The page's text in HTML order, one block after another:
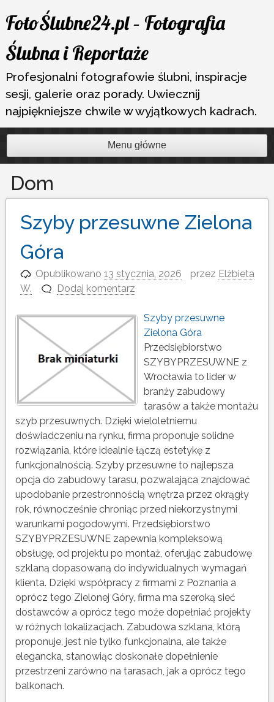
Przejdź
do
treści
FotoŚlubne24.pl – Fotografia
Ślubna i Reportaże
Profesjonalni fotografowie ślubni, inspiracje
sesji, galerie oraz porady. Uwiecznij
najpiękniejsze chwile w wyjątkowych kadrach.
Menu główne
Dom
Szyby przesuwne Zielona
Góra
Opublikowano13 stycznia, 2026 przez Elżbieta
W.
Dodaj komentarz
Szyby przesuwne
Zielona Góra
Przedsiębiorstwo
SZYBYPRZESUWNE z
Wrocławia to lider w
branży zabudowy
tarasów a także montażu
szyb przesuwnych. Dzięki wieloletniemu
doświadczeniu na rynku, firma proponuje solidne
rozwiązania, które idealnie łączą estetykę z
funkcjonalnością. Szyby przesuwne to najlepsza
opcja do zabudowy tarasu, pozwalająca znajdować
upodobanie przestronnością wnętrza przez okrągły
rok, równocześnie chroniąc przed niekorzystnymi
warunkami pogodowymi. Przedsiębiorstwo
SZYBYPRZESUWNE zapewnia kompleksową
obsługę, od projektu po montaż, oferując zabudowę
szklaną dopasowaną do indywidualnych wymagań
klienta. Dzięki współpracy z firmami z Poznania a
oprócz tego Zielonej Góry, firma ma szeroką sieć
dostawców a oprócz tego może dopełniać projekty
w różnych lokalizacjach. Zabudowa szklana, którą
proponuje, jest nie tylko funkcjonalna, ale także
elegancka, stanowiąc doskonałe dopełnienie
przestrzeni zarówno na tarasach, jak a oprócz tego
balkonach.